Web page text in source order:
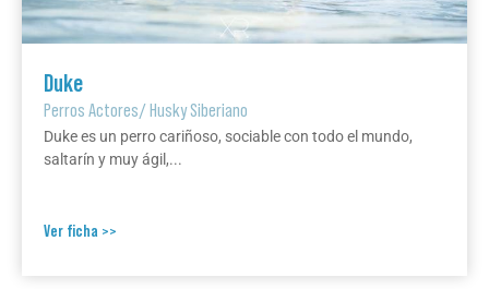
Duke
Perros Actores/Husky Siberiano
Duke es un perro cariñoso, sociable con todo el mundo,
saltarín y muy ágil,...
Ver ficha >>